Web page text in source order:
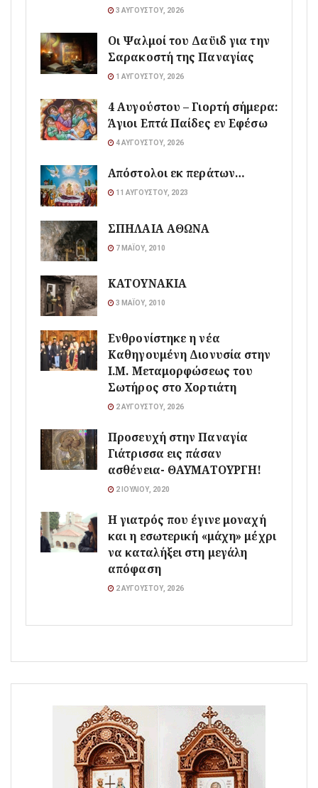
3 ΑΥΓΟΎΣΤΟΥ, 2026
Οι Ψαλμοί του Δαϋιδ για την
Σαρακοστή της Παναγίας
1 ΑΥΓΟΎΣΤΟΥ, 2026
4 Αυγούστου – Γιορτή σήμερα:
Άγιοι Επτά Παίδες εν Εφέσω
4 ΑΥΓΟΎΣΤΟΥ, 2026
Απόστολοι εκ περάτων…
11 ΑΥΓΟΎΣΤΟΥ, 2023
ΣΠΗΛΑΙΑ ΑΘΩΝΑ
7 ΜΑΪ́ΟΥ, 2010
ΚΑΤΟΥΝΑΚΙΑ
3 ΜΑΪ́ΟΥ, 2010
Ενθρονίστηκε η νέα
Καθηγουμένη Διονυσία στην
Ι.Μ. Μεταμορφώσεως του
Σωτήρος στο Χορτιάτη
2 ΑΥΓΟΎΣΤΟΥ, 2026
Προσευχή στην Παναγία
Γιάτρισσα εις πάσαν
ασθένεια- ΘΑΥΜΑΤΟΥΡΓΗ!
2 ΙΟΥΛΊΟΥ, 2020
Η γιατρός που έγινε μοναχή
και η εσωτερική «μάχη» μέχρι
να καταλήξει στη μεγάλη
απόφαση
2 ΑΥΓΟΎΣΤΟΥ, 2026